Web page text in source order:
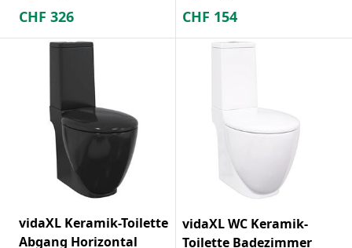
CHF 326 CHF 154
vidaXL Keramik-Toilette
Abgang Horizontal
vidaXL WC Keramik-
Toilette Badezimmer